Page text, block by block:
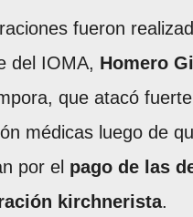
fueron
del IOMA, Homero
que atacó
médicas luego de
por el pago de las
kirchnerista.